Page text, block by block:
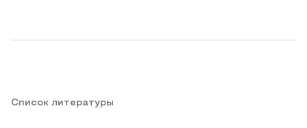
Список литературы